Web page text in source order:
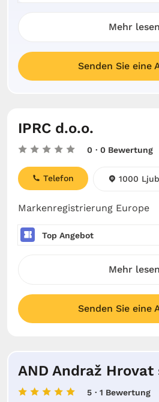
Mehr lesen
Senden Sie eine
IPRC d.o.o.
0 · 0 Bewertung
Markenregistrierung Europe
Telefon 1000
Top Angebot
Mehr lesen
Senden Sie eine
AND Andraž Hrovat
5 · 1 Bewertung